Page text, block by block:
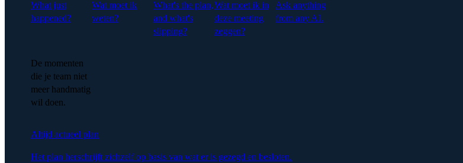
What just
happened?
Wat moet ik
weten?
What's the plan,
and what's
slipping?
Wat moet ik in
deze meeting
zeggen?
Ask anything
from any AI.
De momenten
die je team niet
meer handmatig
wil doen.
Altijd actueel plan
Het plan herschrijft zichzelf op basis van wat er is gezegd en besloten.